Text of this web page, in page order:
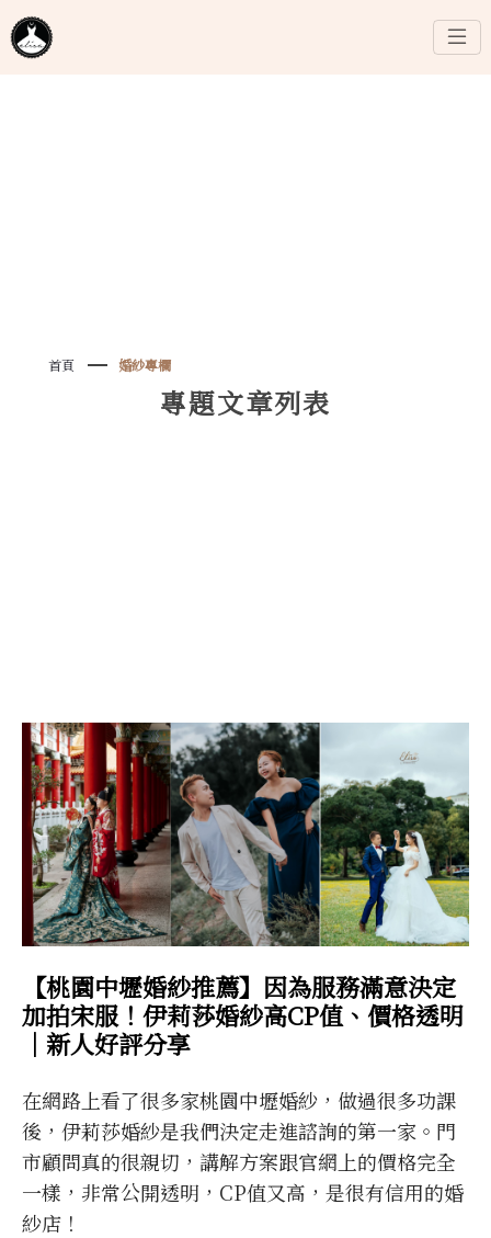
首頁 婚紗專欄
專題文章列表
【桃園中壢婚紗推薦】因為服務滿意決定
加拍宋服！伊莉莎婚紗高CP值、價格透明
｜新人好評分享
在網路上看了很多家桃園中壢婚紗，做過很多功課
後，伊莉莎婚紗是我們決定走進諮詢的第一家。門
市顧問真的很親切，講解方案跟官網上的價格完全
一樣，非常公開透明，CP值又高，是很有信用的婚
紗店！